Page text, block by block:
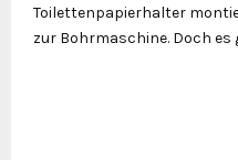
Toilettenpapierhalter
zur Bohrmaschine. Doch es